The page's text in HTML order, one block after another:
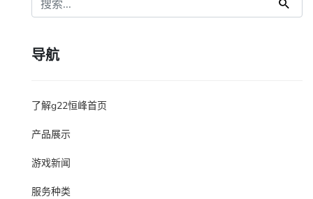
导航
了解g22恒峰首页
产品展示
游戏新闻
服务种类